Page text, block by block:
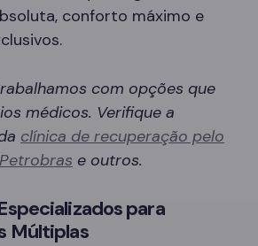
conforto máximo e
com opções que
médicos. Verifique a
clínica de recuperação pelo
e outros.
para
Múltiplas